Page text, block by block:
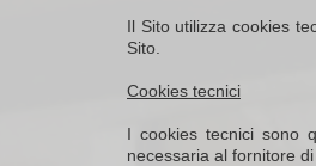
Il Sito utilizza cookies
Sito.
Cookies tecnici
I cookies tecnici sono
necessaria al fornitore